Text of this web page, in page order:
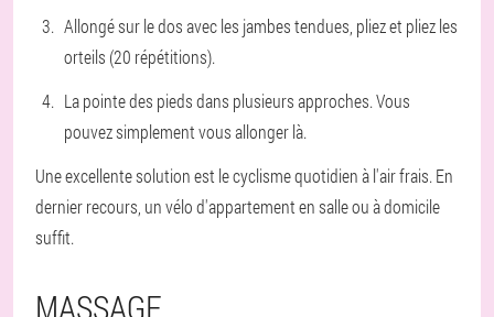
Allongé sur le dos avec les jambes tendues, pliez et pliez les
orteils (20 répétitions).
La pointe des pieds dans plusieurs approches. Vous
pouvez simplement vous allonger là.
Une excellente solution est le cyclisme quotidien à l'air frais. En
dernier recours, un vélo d'appartement en salle ou à domicile
suffit.
MASSAGE